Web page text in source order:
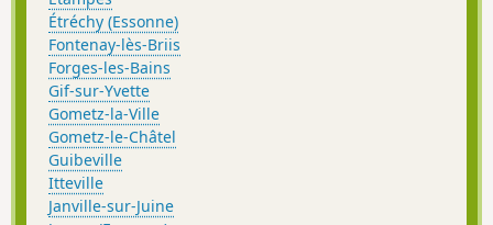
Étréchy (Essonne)
Fontenay-lès-Briis
Forges-les-Bains
Gif-sur-Yvette
Gometz-la-Ville
Gometz-le-Châtel
Guibeville
Itteville
Janville-sur-Juine